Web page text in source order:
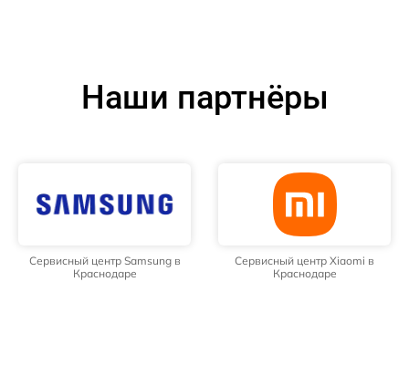
Наши партнёры
Сервисный центр Samsung в
Краснодаре
Сервисный центр Xiaomi в
Краснодаре